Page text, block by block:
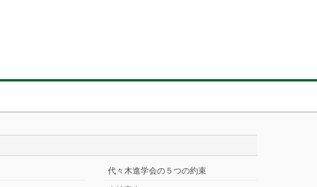
代々木進学会の５つの約束